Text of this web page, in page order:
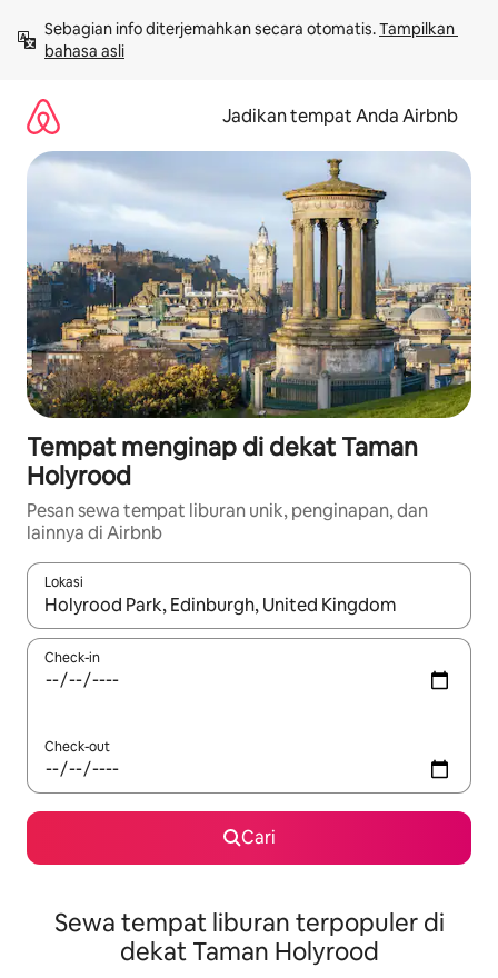
langsung
lihat
Sebagian info diterjemahkan secara otomatis. Tampilkan
bahasa asli
Jadikan tempat Anda Airbnb
Tempat menginap di dekat Taman
Holyrood
Pesan sewa tempat liburan unik, penginapan, dan
lainnya di Airbnb
Lokasi
Jika hasil yang dicari tersedia, telusuri dengan tombol panah
Check-in
Check-out
Cari
Sewa tempat liburan terpopuler di
dekat Taman Holyrood